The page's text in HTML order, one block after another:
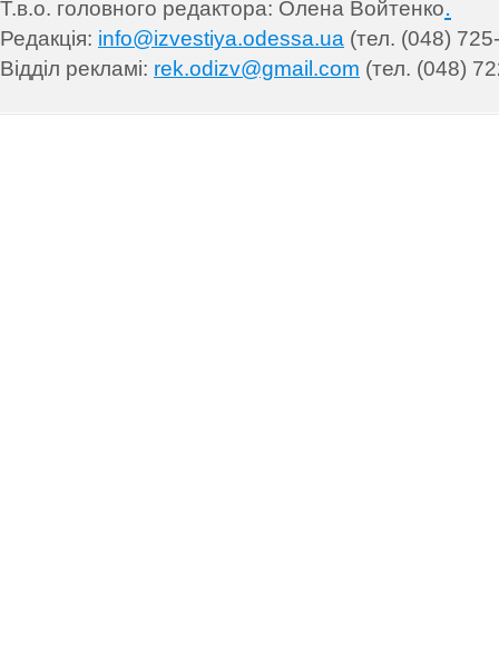
Т.в.о. головного редактора: Олена Войтенко.
Редакція: info@izvestiya.odessa.ua (тел. (048)
Відділ рекламі: rek.odizv@gmail.com (тел. (048)